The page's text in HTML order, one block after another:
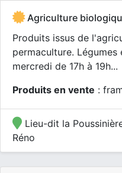
Agriculture
Produits issus de
permaculture.
mercredi de 17h à 19h...
Produits en vente :
Lieu-dit la
Réno